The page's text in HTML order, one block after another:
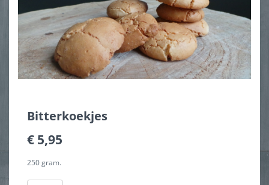
Bitterkoekjes
€ 5,95
250 gram.